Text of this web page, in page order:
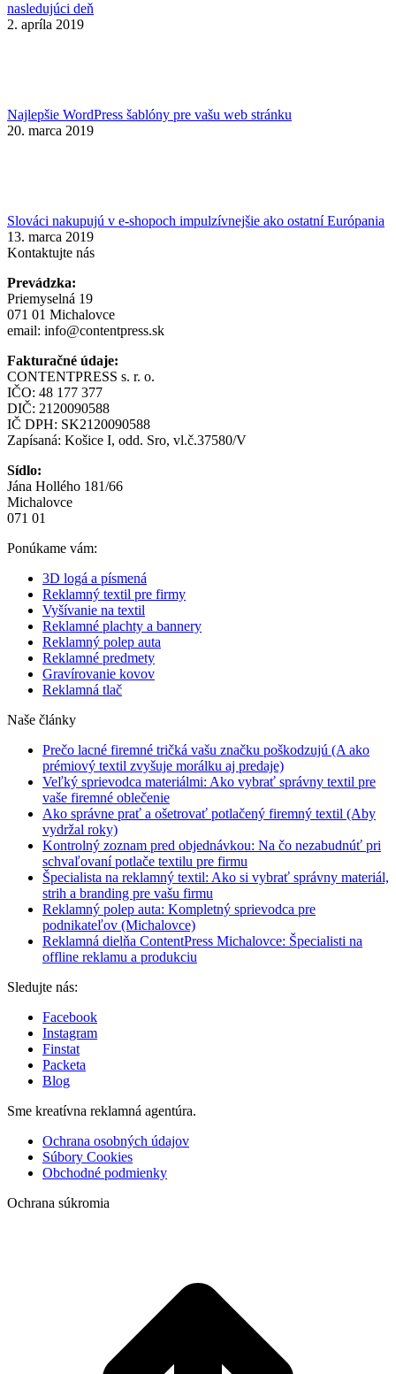
nasledujúci deň
2. apríla 2019
Najlepšie WordPress šablóny pre vašu web stránku
20. marca 2019
Slováci nakupujú v e-shopoch impulzívnejšie ako ostatní Európania
13. marca 2019
Kontaktujte nás
Prevádzka:
Priemyselná 19
071 01 Michalovce
email: info@contentpress.sk
Fakturačné údaje:
CONTENTPRESS s. r. o.
IČO: 48 177 377
DIČ: 2120090588
IČ DPH: SK2120090588
Zapísaná: Košice I, odd. Sro, vl.č.37580/V
Sídlo:
Jána Hollého 181/66
Michalovce
071 01
Ponúkame vám:
3D logá a písmená
Reklamný textil pre firmy
Vyšívanie na textil
Reklamné plachty a bannery
Reklamný polep auta
Reklamné predmety
Gravírovanie kovov
Reklamná tlač
Naše články
Prečo lacné firemné tričká vašu značku poškodzujú (A ako
prémiový textil zvyšuje morálku aj predaje)
Veľký sprievodca materiálmi: Ako vybrať správny textil pre
vaše firemné oblečenie
Ako správne prať a ošetrovať potlačený firemný textil (Aby
vydržal roky)
Kontrolný zoznam pred objednávkou: Na čo nezabudnúť pri
schvaľovaní potlače textilu pre firmu
Špecialista na reklamný textil: Ako si vybrať správny materiál,
strih a branding pre vašu firmu
Reklamný polep auta: Kompletný sprievodca pre
podnikateľov (Michalovce)
Reklamná dielňa ContentPress Michalovce: Špecialisti na
offline reklamu a produkciu
Sledujte nás:
Facebook
Instagram
Finstat
Packeta
Blog
Sme kreatívna reklamná agentúra.
Ochrana osobných údajov
Súbory Cookies
Obchodné podmienky
Ochrana súkromia